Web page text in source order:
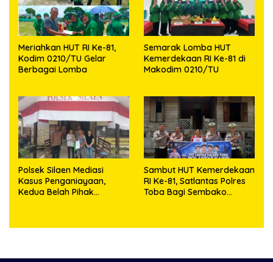
Meriahkan HUT RI Ke-81,
Kodim 0210/TU Gelar
Berbagai Lomba
Semarak Lomba HUT
Kemerdekaan RI Ke-81 di
Makodim 0210/TU
Polsek Silaen Mediasi
Kasus Penganiayaan,
Kedua Belah Pihak
Sambut HUT Kemerdekaan
RI Ke-81, Satlantas Polres
Toba Bagi Sembako